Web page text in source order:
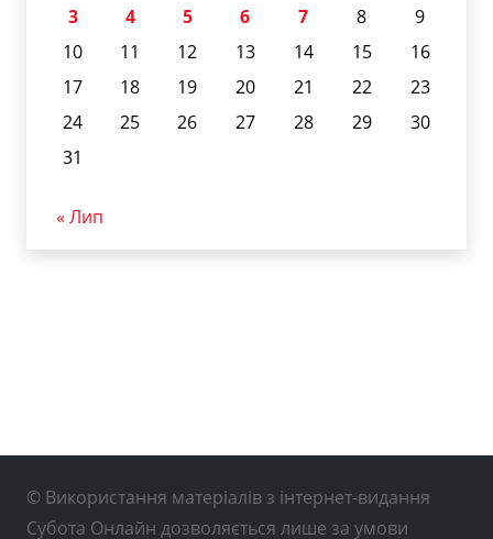
3
4 5 6 7 8
9
10
11 12 13 14 15
16
17
18 19 20 21 22
23
24
25 26 27 28 29
30
31
« Лип
© Використання матеріалів з інтернет-видання
Субота Онлайн дозволяється лише за умови